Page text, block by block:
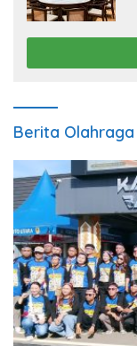
Berita Olahraga